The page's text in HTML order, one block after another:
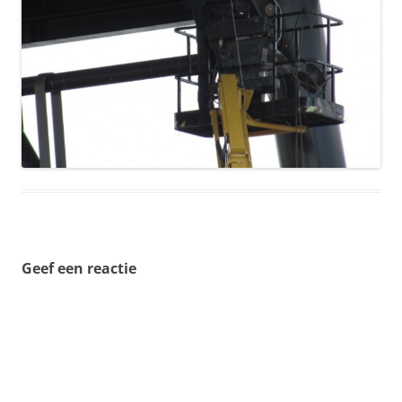
Geef een reactie